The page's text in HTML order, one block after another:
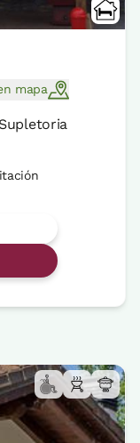
mapa
Supletoria